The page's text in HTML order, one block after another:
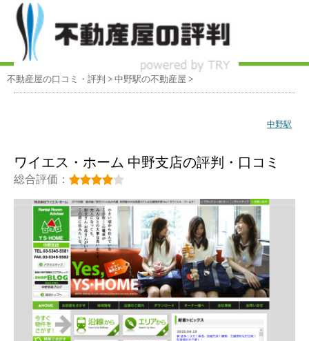
不動産屋の口コミ・評判 > 中野駅の不動産屋 >
中野駅
ワイエス・ホーム 中野支店の評判・口コミ
総合評価：